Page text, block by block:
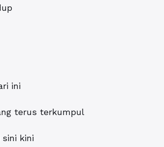
ini
terus terkumpul
sini kini